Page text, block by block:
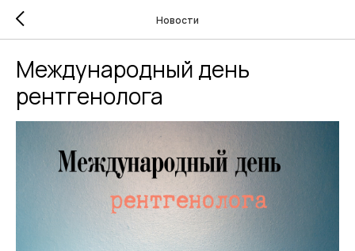
Новости
Международный день
рентгенолога